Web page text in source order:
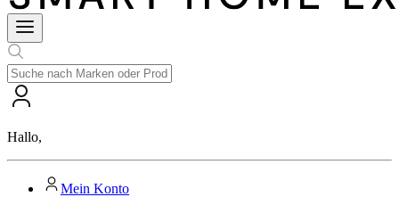
Hallo,
Mein Konto